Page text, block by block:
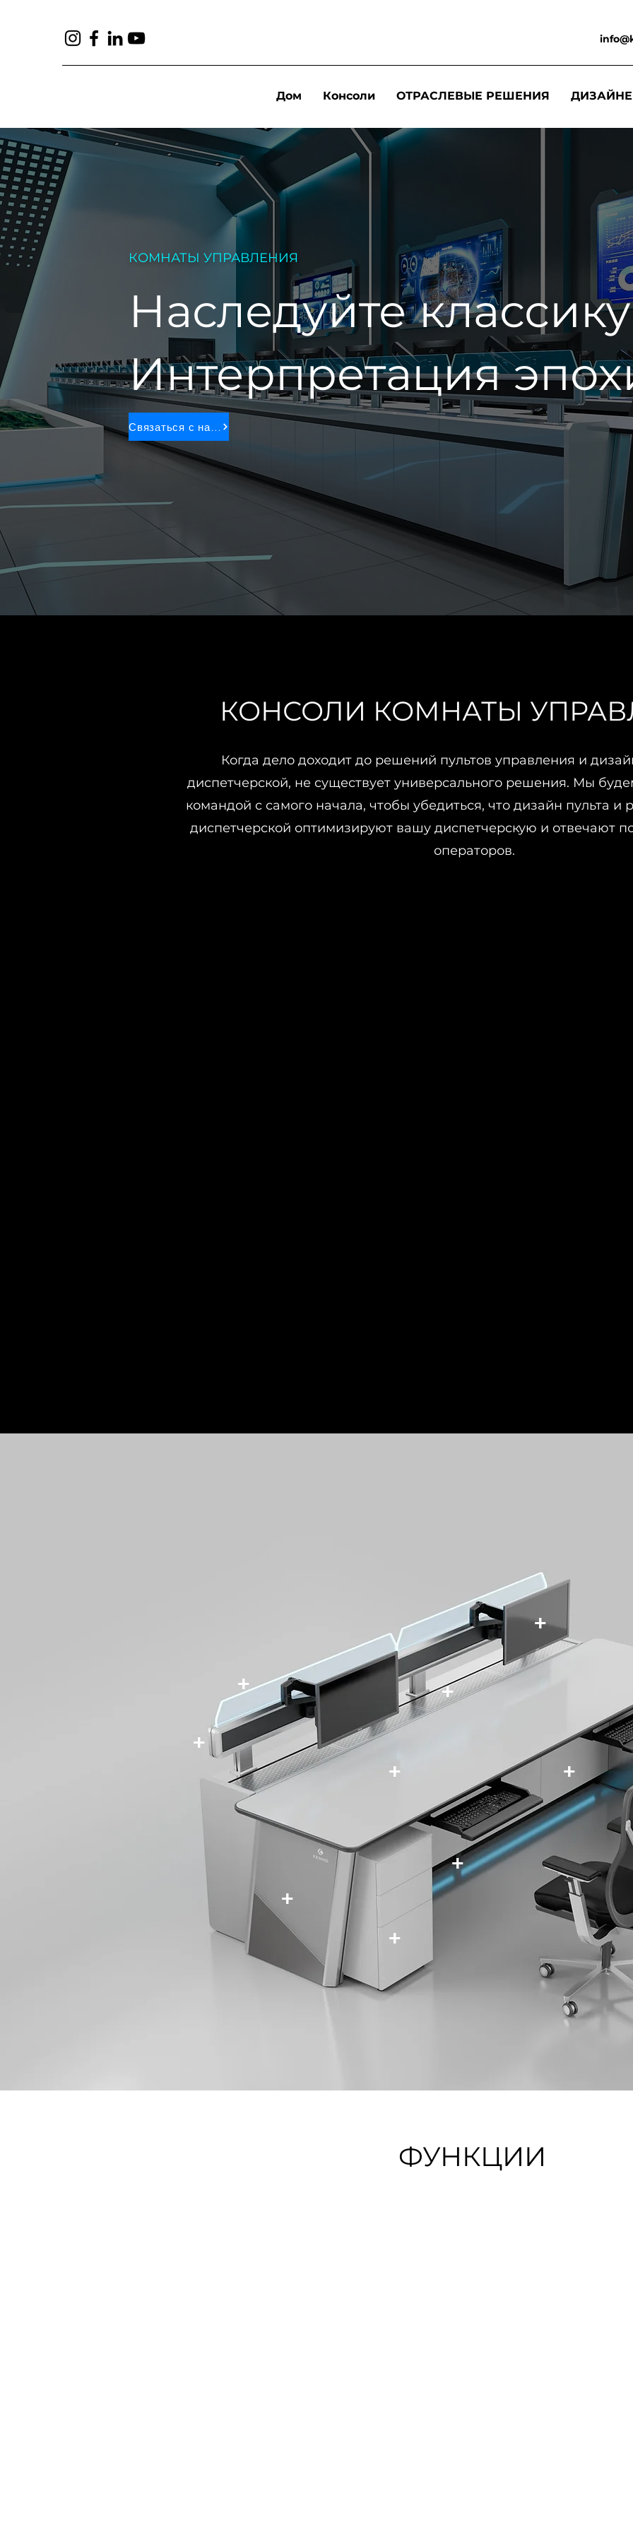
Дом Консоли ОТРАСЛЕВЫЕ РЕШЕНИЯ
КОМНАТЫ УПРАВЛЕНИЯ
Наследуйте
Интерпретация
Связаться с нами
КОНСОЛИ КОМНАТЫ
Когда дело доходит до решений пультов управления и
диспетчерской, не существует универсального решения. Мы
командой с самого начала, чтобы убедиться, что дизайн пульта и
диспетчерской оптимизируют вашу диспетчерскую и отвечают
операторов.
+
+
+
+
+ +
+
+
+
ФУНКЦИИ